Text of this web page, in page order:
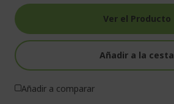
Ver el Producto
Añadir a la cesta
Añadir a comparar